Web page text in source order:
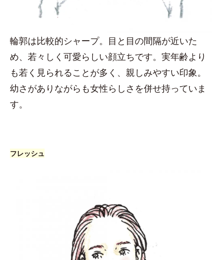
輪郭は比較的シャープ。目と目の間隔が近いた
め、若々しく可愛らしい顔立ちです。実年齢より
も若く見られることが多く、親しみやすい印象。
幼さがありながらも女性らしさを併せ持っていま
す。
フレッシュ